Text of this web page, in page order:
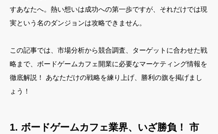
すあなたへ。熱い想いは成功への第一歩ですが、それだけでは現
実という名のダンジョンは攻略できません。
この記事では、市場分析から競合調査、ターゲットに合わせた戦
略まで、ボードゲームカフェ開業に必要なマーケティング情報を
徹底解説！ あなただけの戦略を練り上げ、勝利の旗を掲げまし
ょう！
1. ボードゲームカフェ業界、いざ勝負！ 市